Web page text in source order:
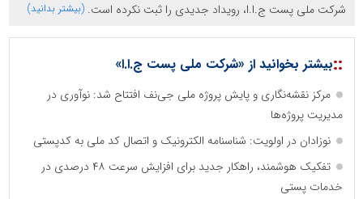
شرکت ملی پست ج.ا.ا، رویداد جدیدی را ثبت نکرده است. (بیشتر بدانید)
::بیشتر بخوانید از «شرکت ملی پست ج.ا.ا»
مرکز نقشه‌نگاری و پایش پروژه ملی جی‌نف افتتاح شد: نوآوری در
مدیریت پروژه‌ها
نوزادان در اولویت: شناسنامه الکترونیک و اتصال کد ملی به کدپستی
تفکیک هوشمند، راهکار جدید برای افزایش سرعت ۴۸ درصدی در
خدمات پستی